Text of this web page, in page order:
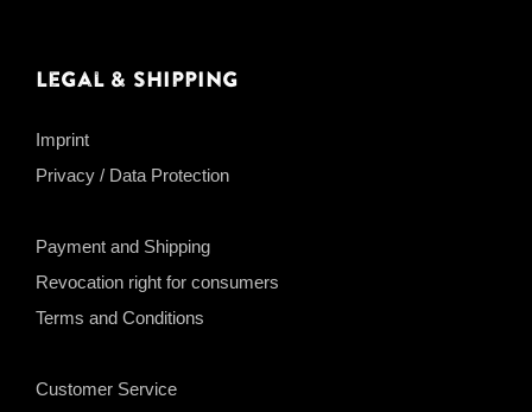
Legal & Shipping
Imprint
Privacy / Data Protection
Payment and Shipping
Revocation right for consumers
Terms and Conditions
Customer Service